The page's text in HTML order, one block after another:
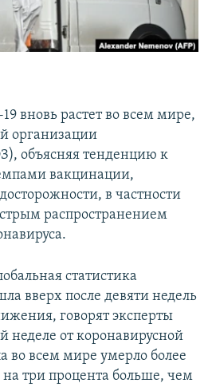
вновь растет во всем мире,
организации
объясняя тенденцию к
вакцинации,
в частности
распространением
статистика
вверх после девяти недель
говорят эксперты
неделе от коронавирусной
во всем мире умерло более
на три процента больше, чем